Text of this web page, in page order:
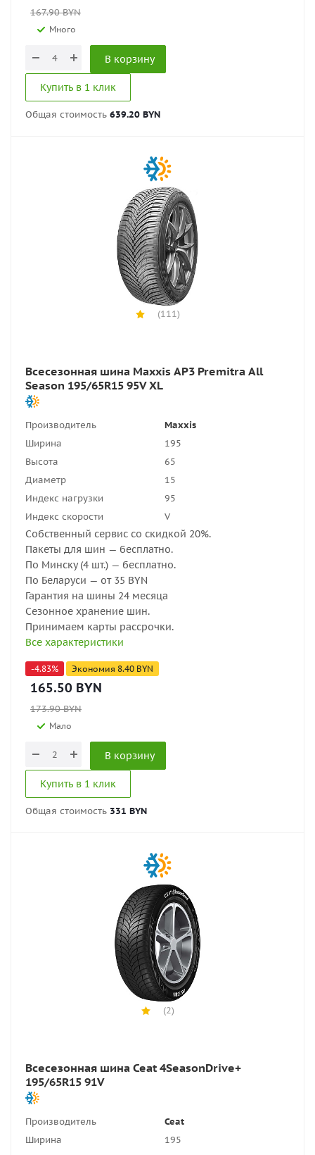
167.90BYN
Много
В корзину
Купить в 1 клик
Общая стоимость 639.20 BYN
(111)
Всесезонная шина Maxxis AP3 Premitra All
Season 195/65R15 95V XL
Производитель
Maxxis
Ширина
195
Высота
65
Диаметр
15
Индекс нагрузки
95
Индекс скорости
V
Собственный сервис со скидкой 20%.
Пакеты для шин — бесплатно.
По Минску (4 шт.) — бесплатно.
По Беларуси — от 35 BYN
Гарантия на шины 24 месяца
Сезонное хранение шин.
Принимаем карты рассрочки.
Все характеристики
-4.83% Экономия 8.40 BYN
165.50 BYN
173.90BYN
Мало
В корзину
Купить в 1 клик
Общая стоимость 331 BYN
(2)
Всесезонная шина Ceat 4SeasonDrive+
195/65R15 91V
Производитель
Ceat
Ширина
195